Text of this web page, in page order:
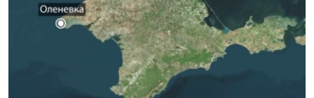
ДЕПОРТАЦІЯ
ВІДЕОУРОКИ «ELIFBE»
УКРАЇНСЬКА ПРОБЛЕМА КРИМУ
ЯК ОБІЙТИ БЛОКУВАННЯ